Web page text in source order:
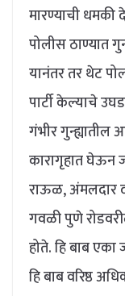
मारण्याची धमकी
पोलीस ठाण्यात
यानंतर तर थेट
पार्टी केल्याचे
गंभीर गुन्ह्यातील
कारागृहात घेऊन
राऊळ, अंमलदार
गवळी पुणे
होते. हि बाब
हि बाब वरिष्ठ